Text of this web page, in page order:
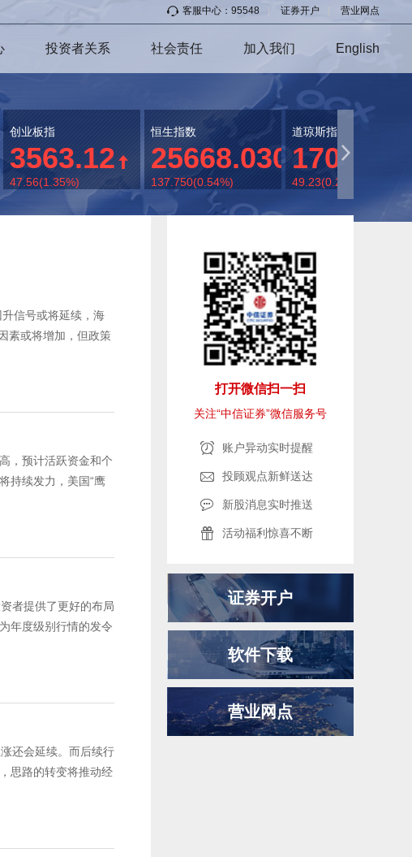
客服中心：95548 证券开户 营业网点
投资者关系 社会责任 加入我们 English
创业板指
3563.12
47.56(1.35%)
恒生指数
25668.030
137.750(0.54%)
道琼斯指数
49.23(0.29%)
打开微信扫一扫
关注“中信证券”微信服务号
账户异动实时提醒
投顾观点新鲜送达
新股消息实时推送
活动福利惊喜不断
证券开户
软件下载
营业网点
信号或将延续，海
素或将增加，但政策
预计活跃资金和个
持续发力，美国“鹰
者提供了更好的布局
年度级别行情的发令
还会延续。而后续行
思路的转变将推动经